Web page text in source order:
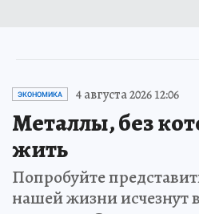
ЭКОНОМИКА 4 августа 2026 12:06
Металлы, без
жить
Попробуйте
нашей жизни исчезнут